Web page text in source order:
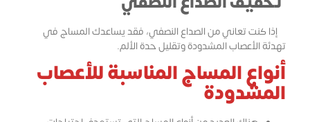
إذا كنت تعاني من الصداع النصفي، فقد يساعدك المساج في
تهدئة الأعصاب المشدودة وتقليل حدة الألم.
أنواع المساج المناسبة للأعصاب
المشدودة